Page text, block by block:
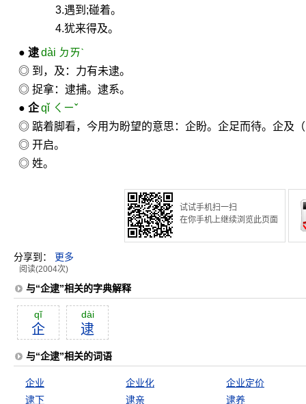
3.遇到;碰着。
4.犹来得及。
● 逮dài ㄉㄞˋ
◎ 到，及：力有未逮。
◎ 捉拿：逮捕。逮系。
● 企qǐ ㄑㄧˇ
◎ 踮着脚看，今用为盼望的意思：企盼。企足而待。企及
◎ 开启。
◎ 姓。
试试手机扫一扫
在你手机上继续浏览此页面
分享到： 更多
阅读(2004次)
与“企逮”相关的字典解释
qĭ
企
dài
逮
与“企逮”相关的词语
企业 企业化
企业定价
逮下
逮亲 逮养